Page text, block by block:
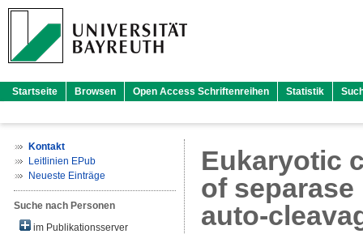
Startseite Browsen Open Access Schriftenreihen Statistik
Kontakt
Leitlinien EPub
Neueste Einträge
Suche nach Personen
im Publikationsserver
Eukaryotic
of
auto-